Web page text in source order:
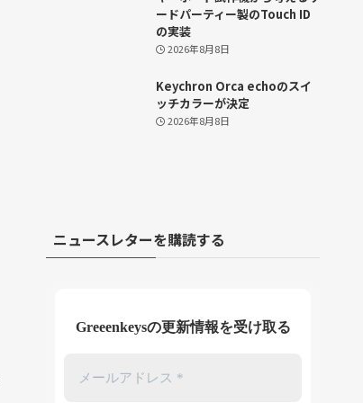
ードパーティー製のTouch ID
の実装
2026年8月8日
Keychron Orca echoのスイ
ッチカラーが決定
2026年8月8日
ニュースレターを購読する
Greeenkeysの更新情報を受け取る